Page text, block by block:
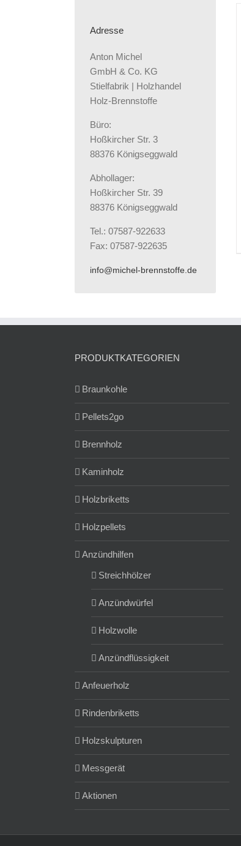
Adresse
Anton Michel
GmbH & Co. KG
Stielfabrik | Holzhandel
Holz-Brennstoffe
Büro:
Hoßkircher Str. 3
88376 Königseggwald
Abhollager:
Hoßkircher Str. 39
88376 Königseggwald
Tel.: 07587-922633
Fax: 07587-922635
info@michel-brennstoffe.de
PRODUKTKATEGORIEN
Braunkohle
Pellets2go
Brennholz
Kaminholz
Holzbriketts
Holzpellets
Anzündhilfen
Streichhölzer
Anzündwürfel
Holzwolle
Anzündflüssigkeit
Anfeuerholz
Rindenbriketts
Holzskulpturen
Messgerät
Aktionen